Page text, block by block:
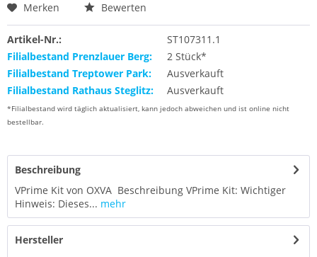
Merken Bewerten
Artikel-Nr.:
ST107311.1
Filialbestand Prenzlauer Berg:
2 Stück*
Filialbestand Treptower Park:
Ausverkauft
Filialbestand Rathaus Steglitz:
Ausverkauft
*Filialbestand wird täglich aktualisiert, kann jedoch abweichen und ist online nicht
bestellbar.
Beschreibung
VPrime Kit von OXVA Beschreibung VPrime Kit: Wichtiger
Hinweis: Dieses... mehr
Hersteller